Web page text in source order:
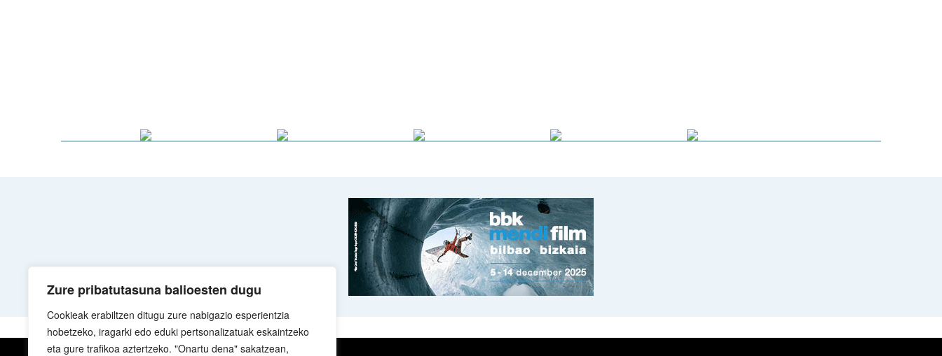
Zure pribatutasuna balioesten dugu
Cookieak erabiltzen ditugu zure nabigazio esperientzia
hobetzeko, iragarki edo eduki pertsonalizatuak eskaintzeko
eta gure trafikoa aztertzeko. "Onartu dena" sakatzean,